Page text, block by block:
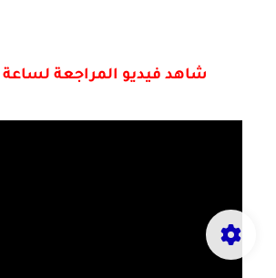
شاهد فيديو المراجعة لساعة Mibro T1